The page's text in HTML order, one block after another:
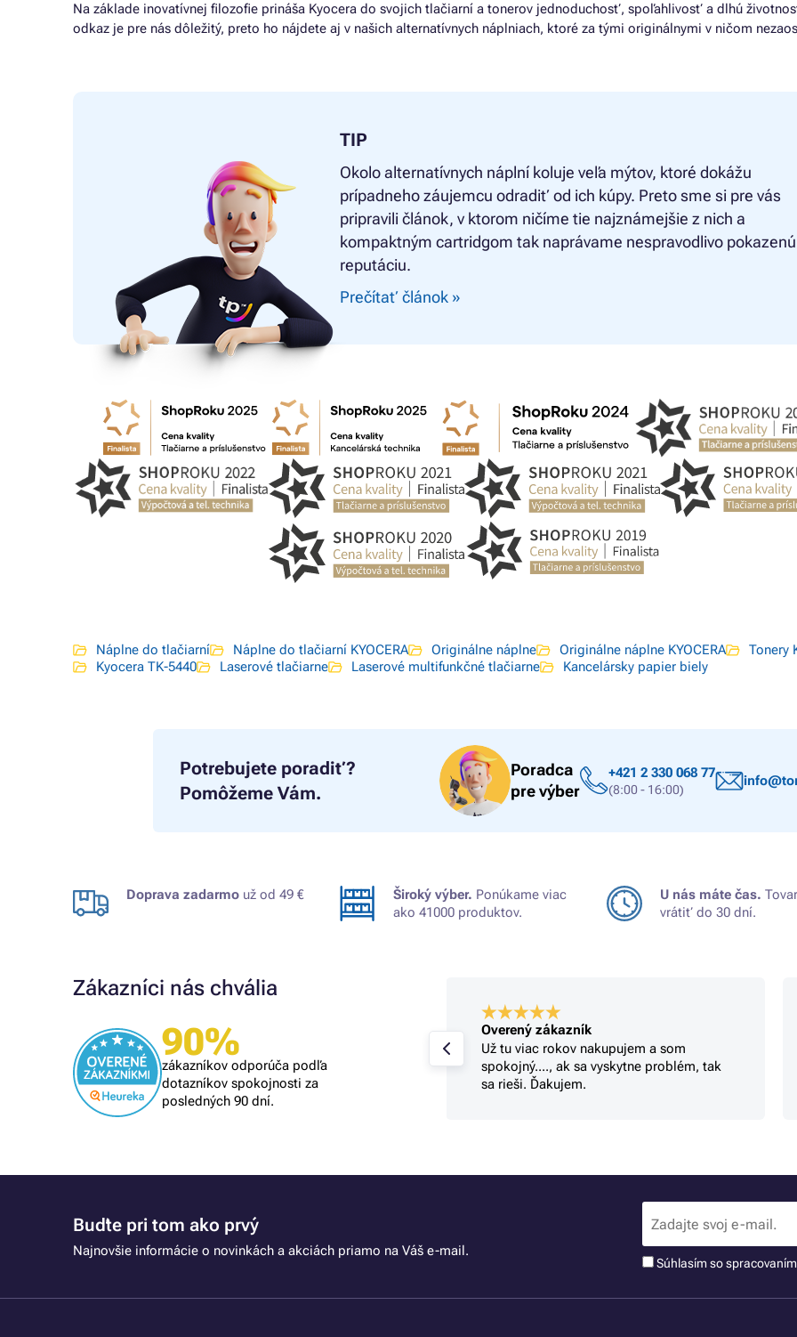
Na základe inovatívnej filozofie prináša Kyocera do svojich tlačiarní a tonerov jednoduchosť, spoľahlivosť a dlhú
odkaz je pre nás dôležitý, preto ho nájdete aj v našich alternatívnych náplniach, ktoré za tými originálnymi v ničom
TIP
Okolo alternatívnych náplní koluje veľa mýtov, ktoré dokážu
prípadneho záujemcu odradiť od ich kúpy. Preto sme si pre vás
pripravili článok, v ktorom ničíme tie najznámejšie z nich a
kompaktným cartridgom tak naprávame nespravodlivo pokazenú
reputáciu.
Prečítať článok »
Náplne do tlačiarní Náplne do tlačiarní KYOCERA Originálne náplne Originálne náplne KYOCERA
Tonery
Kyocera TK-5440
Laserové tlačiarne Laserové multifunkčné tlačiarne Kancelársky papier biely
Potrebujete poradiť?
Pomôžeme Vám.
Poradca
pre výber
+421 2 330 068 77
(8:00 - 16:00)
Doprava zadarmo už od 49 € Široký výber. Ponúkame viac
ako 41000 produktov.
U nás máte čas.
vrátiť do 30 dní.
Zákazníci nás chvália
90%
zákazníkov odporúča podľa
dotazníkov spokojnosti za
posledných 90 dní.
Overený zákazník
rýchly nákup
Overený zákazník
Už tu viac rokov nakupujem a som
spokojný...., ak sa vyskytne problém, tak
sa rieši. Ďakujem.
Buďte pri tom ako prvý
Najnovšie informácie o novinkách a akciách priamo na Váš e-mail.
Súhlasím so spracovaním